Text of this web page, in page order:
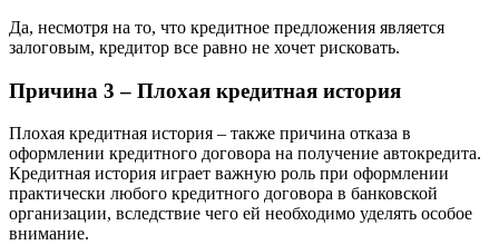
Да, несмотря на то, что кредитное предложения является
залоговым, кредитор все равно не хочет рисковать.
Причина 3 – Плохая кредитная история
Плохая кредитная история – также причина отказа в
оформлении кредитного договора на получение автокредита.
Кредитная история играет важную роль при оформлении
практически любого кредитного договора в банковской
организации, вследствие чего ей необходимо уделять особое
внимание.